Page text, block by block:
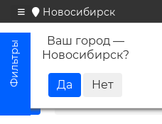
Новосибирск
Ваш город —
Новосибирск?
+7